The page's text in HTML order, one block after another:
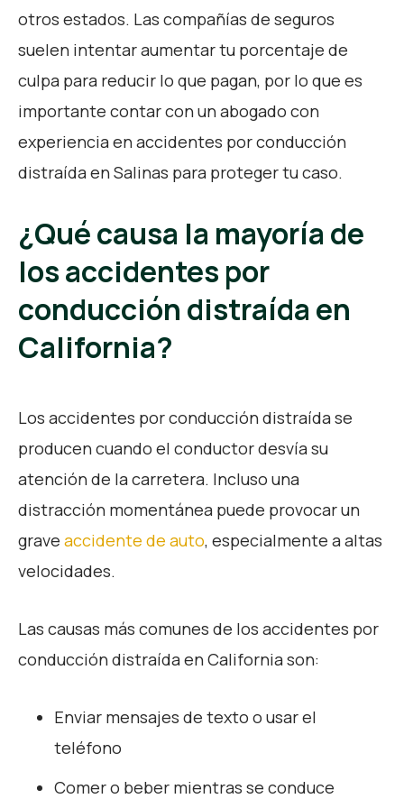
otros estados. Las compañías de seguros
suelen intentar aumentar tu porcentaje de
culpa para reducir lo que pagan, por lo que es
importante contar con un abogado con
experiencia en accidentes por conducción
distraída en Salinas para proteger tu caso.
¿Qué causa la mayoría de
los accidentes por
conducción distraída en
California?
Los accidentes por conducción distraída se
producen cuando el conductor desvía su
atención de la carretera. Incluso una
distracción momentánea puede provocar un
grave accidente de auto, especialmente a altas
velocidades.
Las causas más comunes de los accidentes por
conducción distraída en California son:
Enviar mensajes de texto o usar el
teléfono
Comer o beber mientras se conduce